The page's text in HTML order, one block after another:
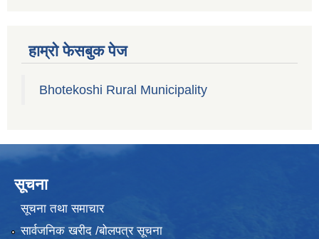
हाम्रो फेसबुक पेज
Bhotekoshi Rural Municipality
सूचना
सूचना तथा समाचार
सार्वजनिक खरीद /बोलपत्र सूचना